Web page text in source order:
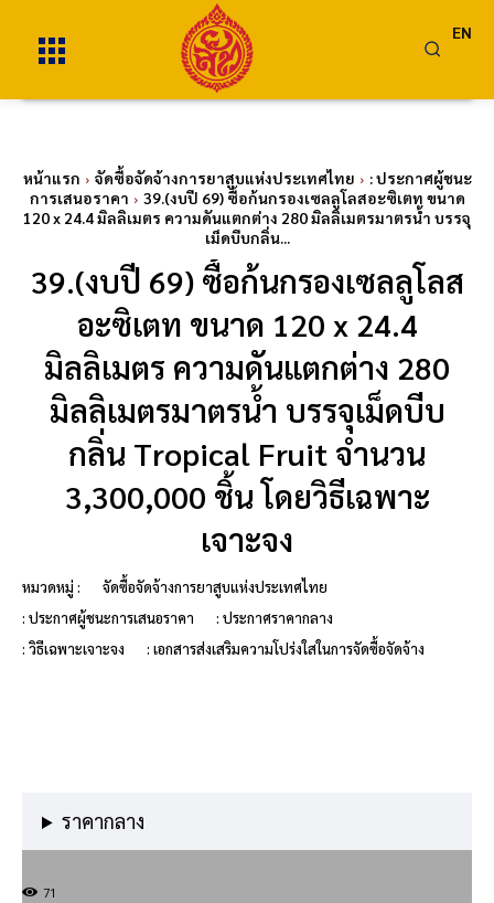
EN
หน้าแรก จัดซื้อจัดจ้างการยาสูบแห่งประเทศไทย
: ประกาศผู้ชนะ
การเสนอราคา
39.(งบปี 69) ซื้อก้นกรองเซลลูโลสอะซิเตท ขนาด
120 x 24.4 มิลลิเมตร ความดันแตกต่าง 280 มิลลิเมตรมาตรน้ำ บรรจุ
เม็ดบีบกลิ่น...
39.(งบปี 69) ซื้อก้นกรองเซลลูโลส
อะซิเตท ขนาด 120 x 24.4
มิลลิเมตร ความดันแตกต่าง 280
มิลลิเมตรมาตรน้ำ บรรจุเม็ดบีบ
กลิ่น Tropical Fruit จำนวน
3,300,000 ชิ้น โดยวิธีเฉพาะ
เจาะจง
หมวดหมู่ :
จัดซื้อจัดจ้างการยาสูบแห่งประเทศไทย
: ประกาศผู้ชนะการเสนอราคา
: ประกาศราคากลาง
: วิธีเฉพาะเจาะจง
: เอกสารส่งเสริมความโปร่งใสในการจัดซื้อจัดจ้าง
ราคากลาง
71